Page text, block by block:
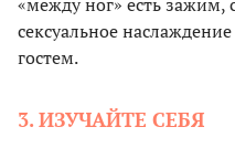
«между ног» есть зажим,
сексуальное
гостем.
3. ИЗУЧАЙТЕ СЕБЯ